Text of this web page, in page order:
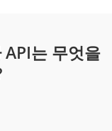
API는 무엇을